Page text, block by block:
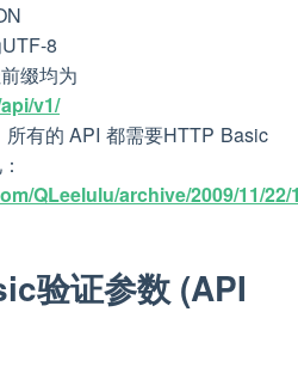
8
缀均为
v1/
有的 API 都需要HTTP Basic
QLeelulu/archive/2009/11/22/
验证参数 (API